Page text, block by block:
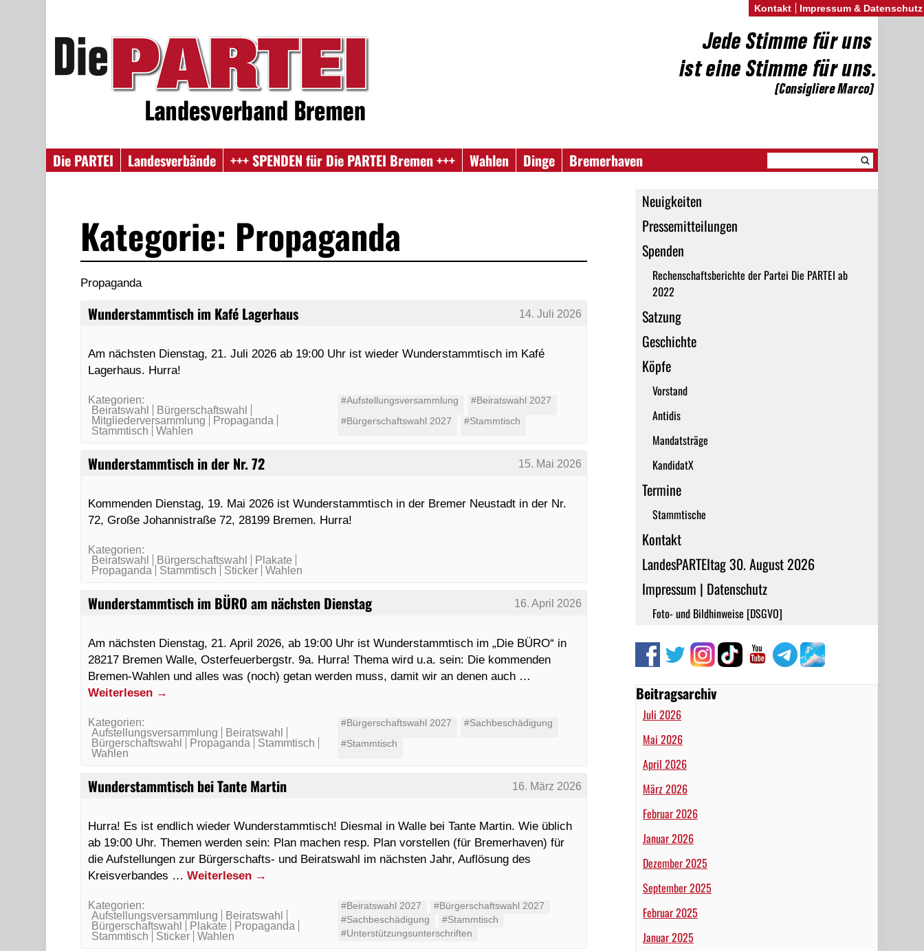
Die PARTEI Landesverbände +++ SPENDEN für Die PARTEI Bremen +++ Wahlen Dinge
Bremerhaven
Neuigkeiten
Pressemitteilungen
Spenden
Rechenschaftsberichte der Partei Die PARTEI ab
2022
Satzung
Geschichte
Köpfe
Vorstand
Antidis
Mandatsträge
KandidatX
Termine
Stammtische
Kontakt
LandesPARTEItag 30. August 2026
Impressum | Datenschutz
Foto- und Bildhinweise [DSGVO]
Beitragsarchiv
Juli 2026
Mai 2026
April 2026
März 2026
Februar 2026
Januar 2026
Dezember 2025
September 2025
Februar 2025
Januar 2025
Kategorie: Propaganda
Propaganda
Wunderstammtisch im Kafé Lagerhaus 14. Juli 2026
Am nächsten Dienstag, 21. Juli 2026 ab 19:00 Uhr ist wieder Wunderstammtisch im Kafé
Lagerhaus. Hurra!
Kategorien:
Beiratswahl
Bürgerschaftswahl
Mitgliederversammlung
Propaganda
Stammtisch
Wahlen
#Aufstellungsversammlung
#Beiratswahl 2027
#Bürgerschaftswahl 2027
#Stammtisch
Wunderstammtisch in der Nr. 72 15. Mai 2026
Kommenden Dienstag, 19. Mai 2026 ist Wunderstammtisch in der Bremer Neustadt in der Nr.
72, Große Johannistraße 72, 28199 Bremen. Hurra!
Kategorien:
Beiratswahl
Bürgerschaftswahl
Plakate
Propaganda
Stammtisch Sticker Wahlen
Wunderstammtisch im BÜRO am nächsten Dienstag 16. April 2026
Am nächsten Dienstag, 21. April 2026, ab 19:00 Uhr ist Wunderstammtisch im „Die BÜRO“ in
28217 Bremen Walle, Osterfeuerbergstr. 9a. Hurra! Thema wird u.a. sein: Die kommenden
Bremen-Wahlen und alles was (noch) getan werden muss, damit wir an denen auch …
Weiterlesen →
Kategorien:
Aufstellungsversammlung
Beiratswahl
Bürgerschaftswahl
Propaganda
Stammtisch
Wahlen
#Bürgerschaftswahl 2027
#Sachbeschädigung
#Stammtisch
Wunderstammtisch bei Tante Martin 16. März 2026
Hurra! Es ist endlich wieder Wunderstammtisch! Diesmal in Walle bei Tante Martin. Wie üblich
ab 19:00 Uhr. Themen werden sein: Plan machen resp. Plan vorstellen (für Bremerhaven) für
die Aufstellungen zur Bürgerschafts- und Beiratswahl im nächsten Jahr, Auflösung des
Kreisverbandes …Weiterlesen →
Kategorien:
Aufstellungsversammlung
Beiratswahl
Bürgerschaftswahl
Plakate
Propaganda
Stammtisch
Sticker Wahlen
#Beiratswahl 2027
#Bürgerschaftswahl 2027
#Sachbeschädigung
#Stammtisch
#Unterstützungsunterschriften
Kontakt Impressum & Datenschutz